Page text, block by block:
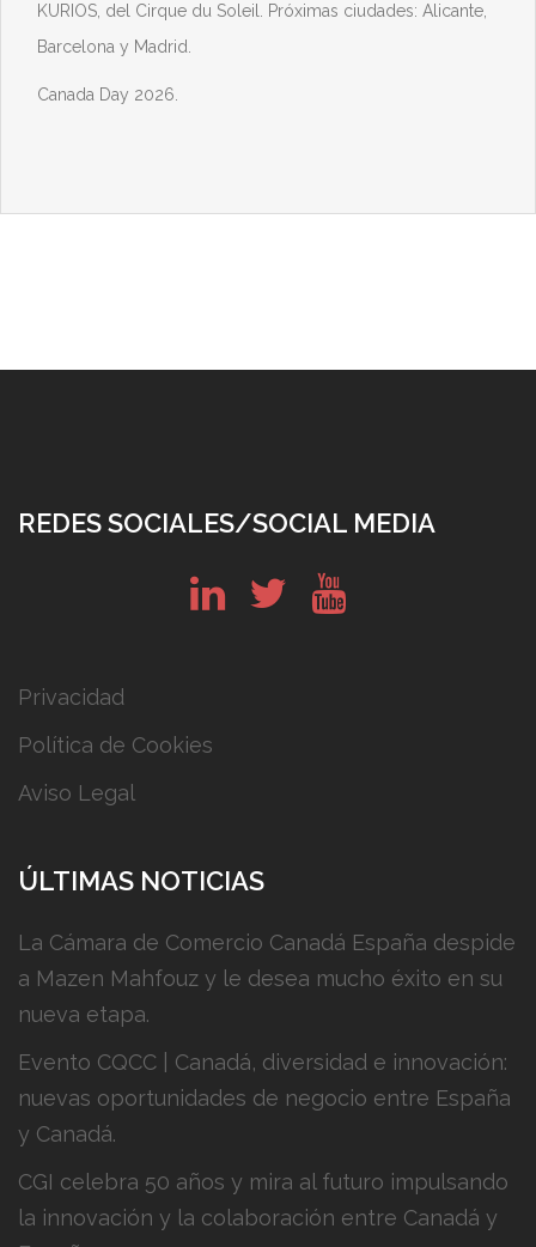
KURIOS, del Cirque du Soleil. Próximas ciudades: Alicante,
Barcelona y Madrid.
Canada Day 2026.
REDES SOCIALES/SOCIAL MEDIA
Privacidad
Política de Cookies
Aviso Legal
ÚLTIMAS NOTICIAS
La Cámara de Comercio Canadá España despide
a Mazen Mahfouz y le desea mucho éxito en su
nueva etapa.
Evento CQCC | Canadá, diversidad e innovación:
nuevas oportunidades de negocio entre España
y Canadá.
CGI celebra 50 años y mira al futuro impulsando
la innovación y la colaboración entre Canadá y